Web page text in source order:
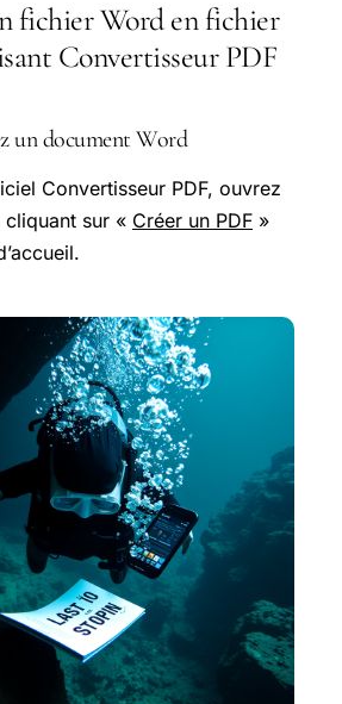
fichier Word en fichier
Convertisseur PDF
un document Word
Convertisseur PDF, ouvrez
cliquant sur « Créer un PDF »